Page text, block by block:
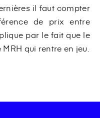
il faut compter
de prix entre
par le fait que le
qui rentre en jeu.